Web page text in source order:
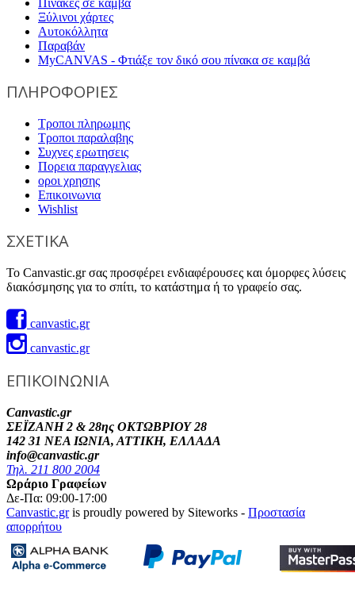
Ξύλινοι χάρτες
Αυτοκόλλητα
Παραβάν
MyCANVAS - Φτιάξε τον δικό σου πίνακα σε καμβά
ΠΛΗΡΟΦΟΡΙΕΣ
Τροποι πληρωμης
Τροποι παραλαβης
Συχνες ερωτησεις
Πορεια παραγγελιας
οροι χρησης
Επικοινωνια
Wishlist
ΣΧΕΤΙΚΑ
Το Canvastic.gr σας προσφέρει ενδιαφέρουσες και όμορφες λύσεις
διακόσμησης για το σπίτι, το κατάστημα ή το γραφείο σας.
canvastic.gr
canvastic.gr
ΕΠΙΚΟΙΝΩΝΙΑ
Canvastic.gr
ΣΕΪΖΑΝΗ 2 & 28ης ΟΚΤΩΒΡΙΟΥ 28
142 31 ΝΕΑ ΙΩΝΙΑ, ΑΤΤΙΚΗ, ΕΛΛΑΔΑ
info@canvastic.gr
Τηλ. 211 800 2004
Ωράριο Γραφείων
Δε-Πα: 09:00-17:00
Canvastic.gris proudly powered by Siteworks - Προστασία
απορρήτου